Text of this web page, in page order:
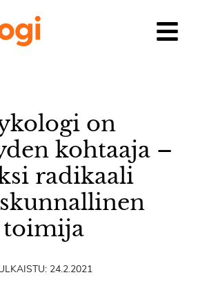
on
kohtaaja –
radikaali
toimija
24.2.2021